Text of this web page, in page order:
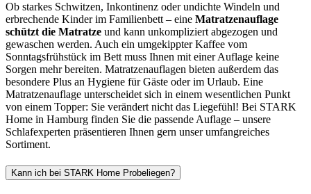
Ob starkes Schwitzen, Inkontinenz oder undichte Windeln und
erbrechende Kinder im Familienbett – eine Matratzenauflage
schützt die Matratze und kann unkompliziert abgezogen und
gewaschen werden. Auch ein umgekippter Kaffee vom
Sonntagsfrühstück im Bett muss Ihnen mit einer Auflage keine
Sorgen mehr bereiten. Matratzenauflagen bieten außerdem das
besondere Plus an Hygiene für Gäste oder im Urlaub. Eine
Matratzenauflage unterscheidet sich in einem wesentlichen Punkt
von einem Topper: Sie verändert nicht das Liegefühl! Bei STARK
Home in Hamburg finden Sie die passende Auflage – unsere
Schlafexperten präsentieren Ihnen gern unser umfangreiches
Sortiment.
Kann ich bei STARK Home Probeliegen?